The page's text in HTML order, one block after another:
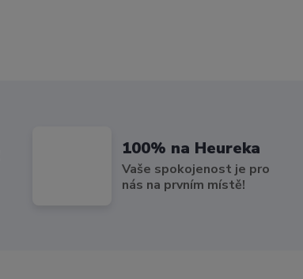
100% na Heureka
Vaše spokojenost je pro
nás na prvním místě!